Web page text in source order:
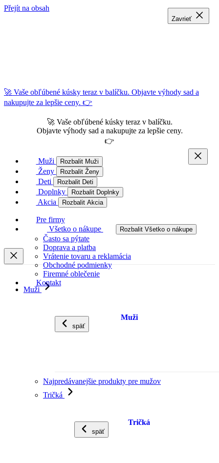
Přejít na obsah
🚀 Vaše obľúbené kúsky teraz v balíčku. Objavte výhody sad a
nakupujte za lepšie ceny. 👉
🚀 Vaše obľúbené kúsky teraz v balíčku.
Objavte výhody sad a nakupujte za lepšie ceny.
👉
Muži Rozbalit Muži
Ženy Rozbalit Ženy
Deti Rozbalit Deti
Doplnky Rozbalit Doplnky
Akcia Rozbalit Akcia
Pre firmy
Všetko o nákupe
Rozbalit Všetko o nákupe
Často sa pýtate
Doprava a platba
Vrátenie tovaru a reklamácia
Obchodné podmienky
Firemné oblečenie
Kontakt
Muži
späť
Muži
Najpredávanejšie produkty pre mužov
Tričká
späť
Tričká
Zavrieť
Zavrieť
Zavrieť